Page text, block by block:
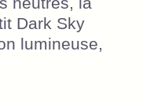
Dark Sky
lumineuse,